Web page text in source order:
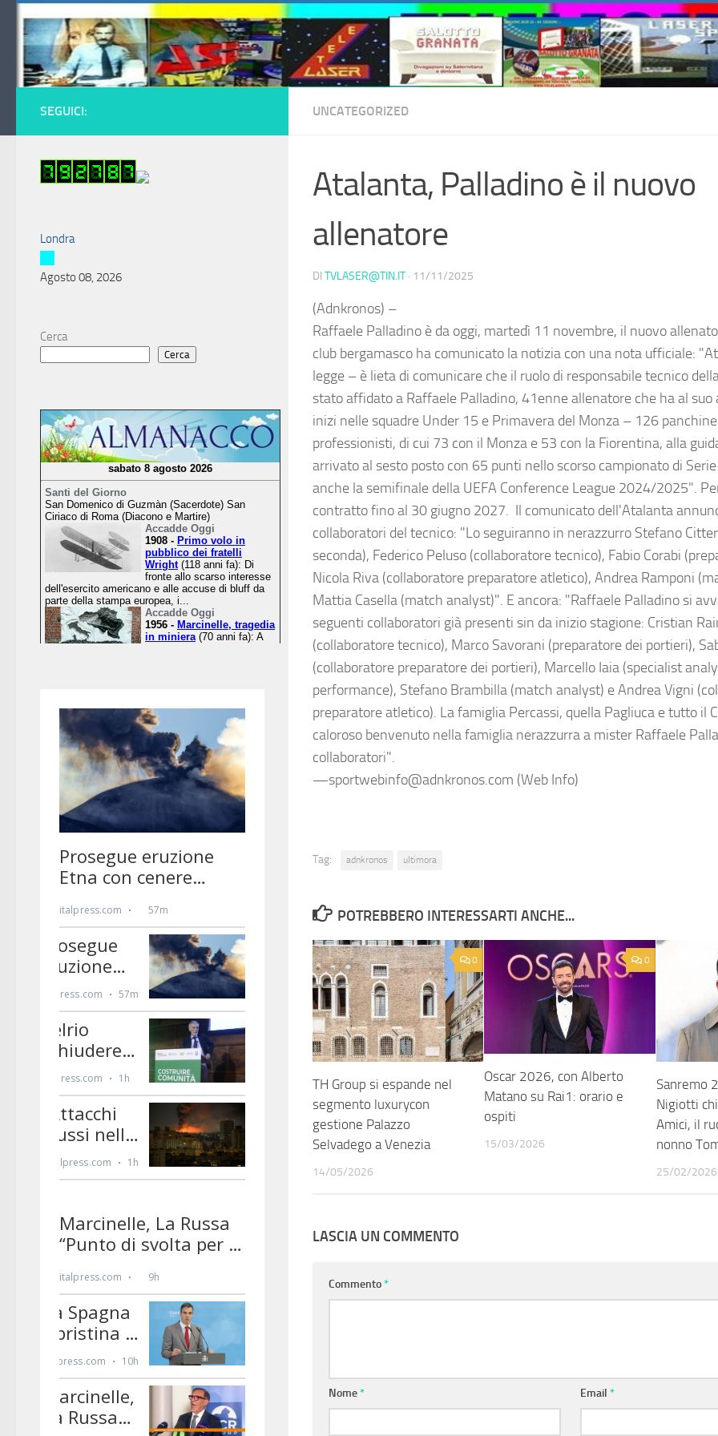
Salta al contenuto
UNCATEGORIZED
Atalanta, Palladino è il nuovo
allenatore
DI TVLASER@TIN.IT · 11/11/2025
(Adnkronos) –
Raffaele Palladino è da oggi, martedì 11 novembre, il nuovo
club bergamasco ha comunicato la notizia con una nota ufficiale:
legge – è lieta di comunicare che il ruolo di responsabile tecnico
stato affidato a Raffaele Palladino, 41enne allenatore che ha al suo
inizi nelle squadre Under 15 e Primavera del Monza – 126
professionisti, di cui 73 con il Monza e 53 con la Fiorentina, alla
arrivato al sesto posto con 65 punti nello scorso campionato di
anche la semifinale della UEFA Conference League 2024/2025".
contratto fino al 30 giugno 2027. Il comunicato dell'Atalanta
collaboratori del tecnico: "Lo seguiranno in nerazzurro Stefano
seconda), Federico Peluso (collaboratore tecnico), Fabio Corabi
Nicola Riva (collaboratore preparatore atletico), Andrea Ramponi
Mattia Casella (match analyst)". E ancora: "Raffaele Palladino si
seguenti collaboratori già presenti sin da inizio stagione: Cristian
(collaboratore tecnico), Marco Savorani (preparatore dei portieri),
(collaboratore preparatore dei portieri), Marcello Iaia (specialist
performance), Stefano Brambilla (match analyst) e Andrea Vigni
preparatore atletico). La famiglia Percassi, quella Pagliuca e tutto il
caloroso benvenuto nella famiglia nerazzurra a mister Raffaele
collaboratori".
—sportwebinfo@adnkronos.com (Web Info)
Tag: adnkronos ultimora
POTREBBERO INTERESSARTI ANCHE...
0
TH Group si espande nel
segmento luxurycon
gestione Palazzo
Selvadego a Venezia
14/05/2026
0
Oscar 2026, con Alberto
Matano su Rai1: orario e
ospiti
15/03/2026
Sanremo
Nigiotti
Amici, il
nonno
25/02/2026
LASCIA UN COMMENTO
Commento*
Nome* Email*
SEGUICI:
Londra
Agosto 08, 2026
Cerca
Cerca